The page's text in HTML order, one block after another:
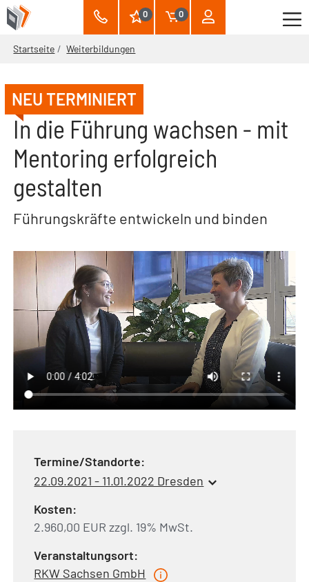
0 0
Startseite Weiterbildungen
NEU TERMINIERT
In die Führung wachsen - mit
Mentoring erfolgreich
gestalten
Führungskräfte entwickeln und binden
Termine/Standorte:
22.09.2021 - 11.01.2022 Dresden
Kosten:
2.960,00 EUR zzgl. 19% MwSt.
Veranstaltungsort:
RKW Sachsen GmbH